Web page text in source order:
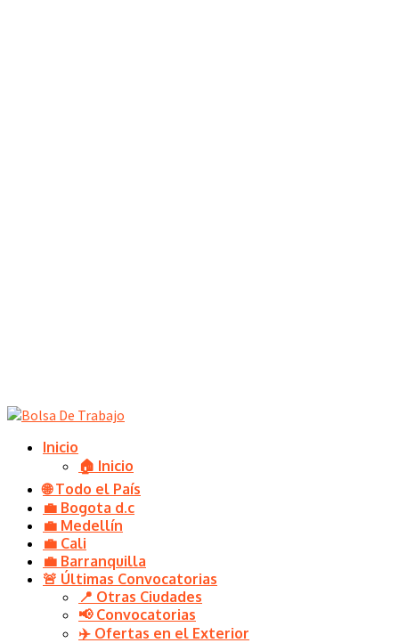
Inicio
🏠 Inicio
🌐 Todo el País
💼 Bogota d.c
💼 Medellín
💼 Cali
💼 Barranquilla
🚨 Últimas Convocatorias
📍 Otras Ciudades
📢 Convocatorias
✈️ Ofertas en el Exterior